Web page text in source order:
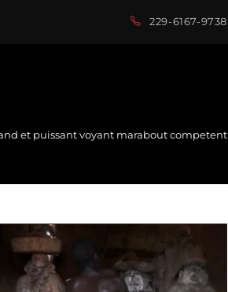
229-6167-9738
et puissant voyant marabout competent